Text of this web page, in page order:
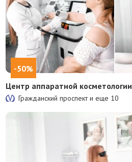
-50%
Центр аппаратной косметологии
Гражданский проспект и еще 10